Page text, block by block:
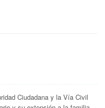
Ciudadana y la Vía Civil